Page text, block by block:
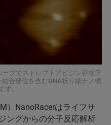
プでストレプトアビジン存在下
合部位を含むDNA折り紙ナノ構
す。
）NanoRacerはライフサ
ングからの分子反応解析